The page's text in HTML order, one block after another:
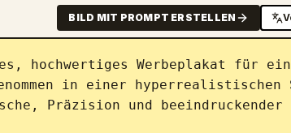
BILD MIT PROMPT ERSTELLEN
hochwertiges Werbeplakat für
in einer hyperrealistischen
Präzision und